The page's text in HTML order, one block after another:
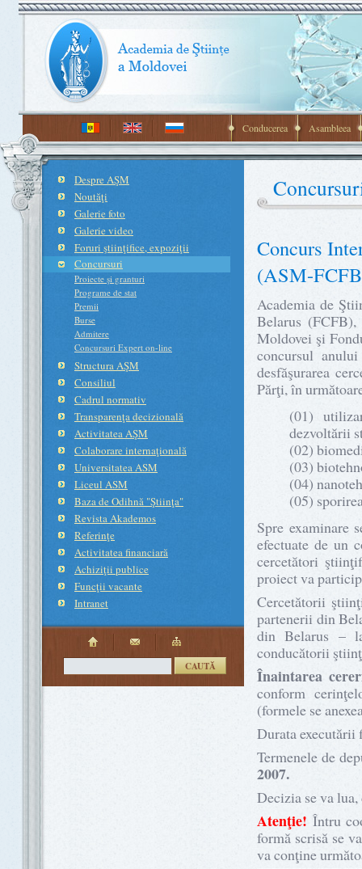
Conducerea Asambleea
Despre AŞM
Noutăţi
Galerie foto
Galerie video
Foruri ştiinţifice, expoziţii
Concursuri
Proiecte şi granturi
Programe de stat
Premii
Burse
Admitere
Concursuri Expert on-line
Structura AŞM
Consiliul
Cadrul normativ
Transparenţa decizională
Activitatea AŞM
Colaborare internaţională
Universitatea ASM
Liceul ASM
Baza de Odihnă "Ştiinţa"
Revista Akademos
Referinţe
Activitatea financiară
Achiziţii publice
Funcţii vacante
Intranet
CAUTĂ
Concurs
(ASM-
Academia de
Belarus
Moldovei şi
concursul
desfăşurarea
Părţi, în
(01)
dezvoltării
(02)
(03)
(04)
(05)
Spre examinare
efectuate de un
cercetători
proiect va
Cercetătorii
partenerii din
din Belarus –
conducătorii
Înaintarea
conform
(formele se
Durata executării
Termenele de
2007.
Decizia se va
Atenţie! Întru
formă scrisă se
va conţine